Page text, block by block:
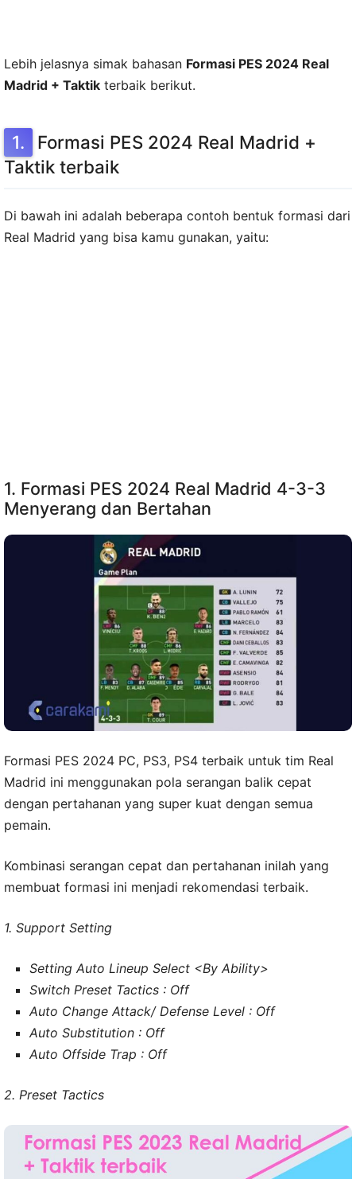
Lebih jelasnya simak bahasan Formasi PES 2024 Real
Madrid + Taktik terbaik berikut.
Formasi PES 2024 Real Madrid +
Taktik terbaik
Di bawah ini adalah beberapa contoh bentuk formasi dari
Real Madrid yang bisa kamu gunakan, yaitu:
1. Formasi PES 2024 Real Madrid 4-3-3
Menyerang dan Bertahan
Formasi PES 2024 PC, PS3, PS4 terbaik untuk tim Real
Madrid ini menggunakan pola serangan balik cepat
dengan pertahanan yang super kuat dengan semua
pemain.
Kombinasi serangan cepat dan pertahanan inilah yang
membuat formasi ini menjadi rekomendasi terbaik.
1. Support Setting
Setting Auto Lineup Select <By Ability>
Switch Preset Tactics : Off
Auto Change Attack/ Defense Level : Off
Auto Substitution : Off
Auto Offside Trap : Off
2. Preset Tactics